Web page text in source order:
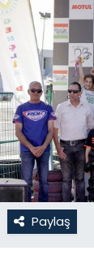
Paylaş
KKTC
KKTC
Kültür
Moda